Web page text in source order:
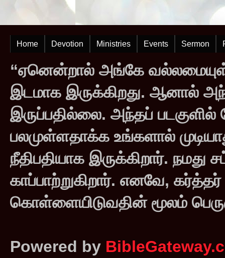
Home Devotion Ministries Events Sermon
“ஏனென்றால் அங்கே
இடமாக இருக்கிறது. ஆனால்
இருப்பதில்லை. அந்தப்
பலமுள்ளதாக்க உங்களால்
நீதிபதியாக இருக்கிறார்.
காப்பாற்றுகிறார். எனவே,
கொள்ளையிடுவதின் மூலம்
Powered by